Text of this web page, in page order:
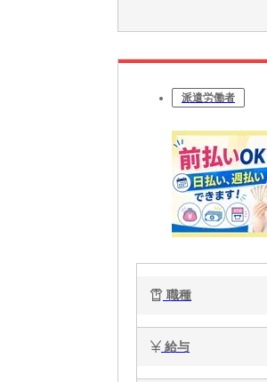
派遣労働者
職種
給与